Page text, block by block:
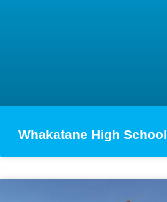
Whakatane High School